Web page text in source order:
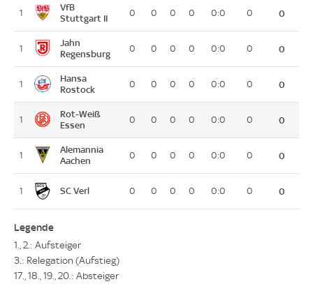
1
VfB
Stuttgart II
0 0 0 0 0:0 0 0
1
Jahn
Regensburg
0 0 0 0 0:0 0 0
1
Hansa
Rostock
0 0 0 0 0:0 0 0
1
Rot-Weiß
Essen
0 0 0 0 0:0 0 0
1
Alemannia
Aachen
0 0 0 0 0:0 0 0
1 SC Verl 0 0 0 0 0:0 0 0
Legende
1., 2.: Aufsteiger
3.: Relegation (Aufstieg)
17., 18., 19., 20.: Absteiger